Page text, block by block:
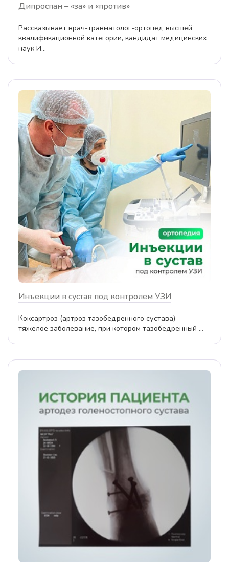
Дипроспан – «за» и «против»
Рассказывает врач-травматолог-ортопед высшей
квалификационной категории, кандидат медицинских
наук И...
Инъекции в сустав под контролем УЗИ
Коксартроз (артроз тазобедренного сустава) —
тяжелое заболевание, при котором тазобедренный ...